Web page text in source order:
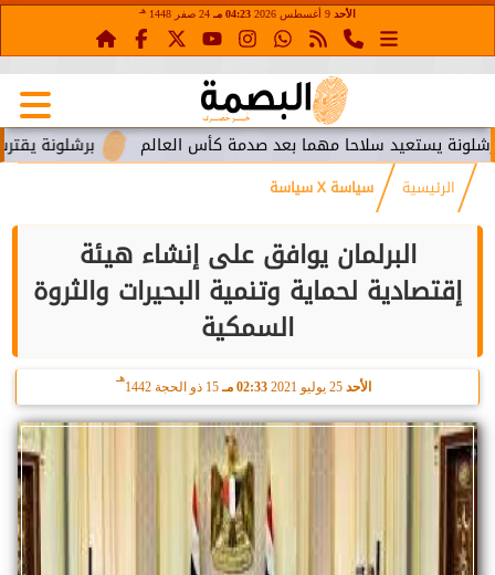
الأحد 04:23 مـ 24 صفر 1448 هـ
برشلونة يقترب من سلاحا مهما بعد صدمة كأس العالم
الرئيسية سياسة X سياسة
البرلمان يوافق على إنشاء هيئة
إقتصادية لحماية وتنمية البحيرات والثروة
السمكية
الأحد 25 يوليو 2021 02:33 مـ 15 ذو الحجة 1442
هـ